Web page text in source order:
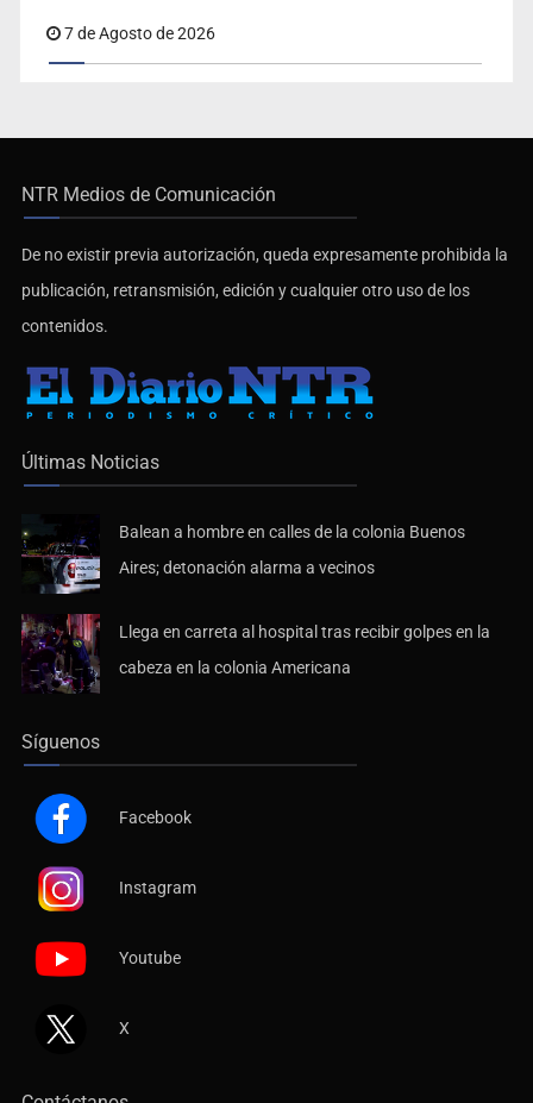
7 de Agosto de 2026
NTR Medios de Comunicación
De no existir previa autorización, queda expresamente prohibida la
publicación, retransmisión, edición y cualquier otro uso de los
contenidos.
Últimas Noticias
Balean a hombre en calles de la colonia Buenos
Aires; detonación alarma a vecinos
Llega en carreta al hospital tras recibir golpes en la
cabeza en la colonia Americana
Síguenos
Facebook
Instagram
Youtube
X